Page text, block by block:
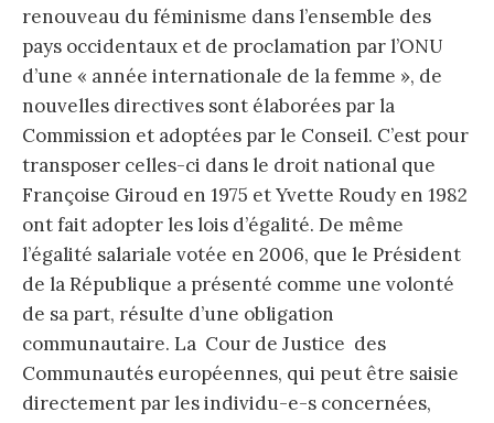
renouveau du féminisme dans l’ensemble des
pays occidentaux et de proclamation par l’ONU
d’une « année internationale de la femme », de
nouvelles directives sont élaborées par la
Commission et adoptées par le Conseil. C’est pour
transposer celles-ci dans le droit national que
Françoise Giroud en 1975 et Yvette Roudy en 1982
ont fait adopter les lois d’égalité. De même
l’égalité salariale votée en 2006, que le Président
de la République a présenté comme une volonté
de sa part, résulte d’une obligation
communautaire. La Cour de Justice des
Communautés européennes, qui peut être saisie
directement par les individu-e-s concernées,